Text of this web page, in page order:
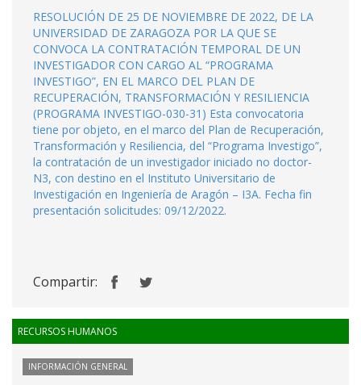
RESOLUCIÓN DE 25 DE NOVIEMBRE DE 2022, DE LA
UNIVERSIDAD DE ZARAGOZA POR LA QUE SE
CONVOCA LA CONTRATACIÓN TEMPORAL DE UN
INVESTIGADOR CON CARGO AL “PROGRAMA
INVESTIGO”, EN EL MARCO DEL PLAN DE
RECUPERACIÓN, TRANSFORMACIÓN Y RESILIENCIA
(PROGRAMA INVESTIGO-030-31) Esta convocatoria
tiene por objeto, en el marco del Plan de Recuperación,
Transformación y Resiliencia, del “Programa Investigo”,
la contratación de un investigador iniciado no doctor-
N3, con destino en el Instituto Universitario de
Investigación en Ingeniería de Aragón – I3A. Fecha fin
presentación solicitudes: 09/12/2022.
Compartir:
RECURSOS HUMANOS
INFORMACIÓN GENERAL